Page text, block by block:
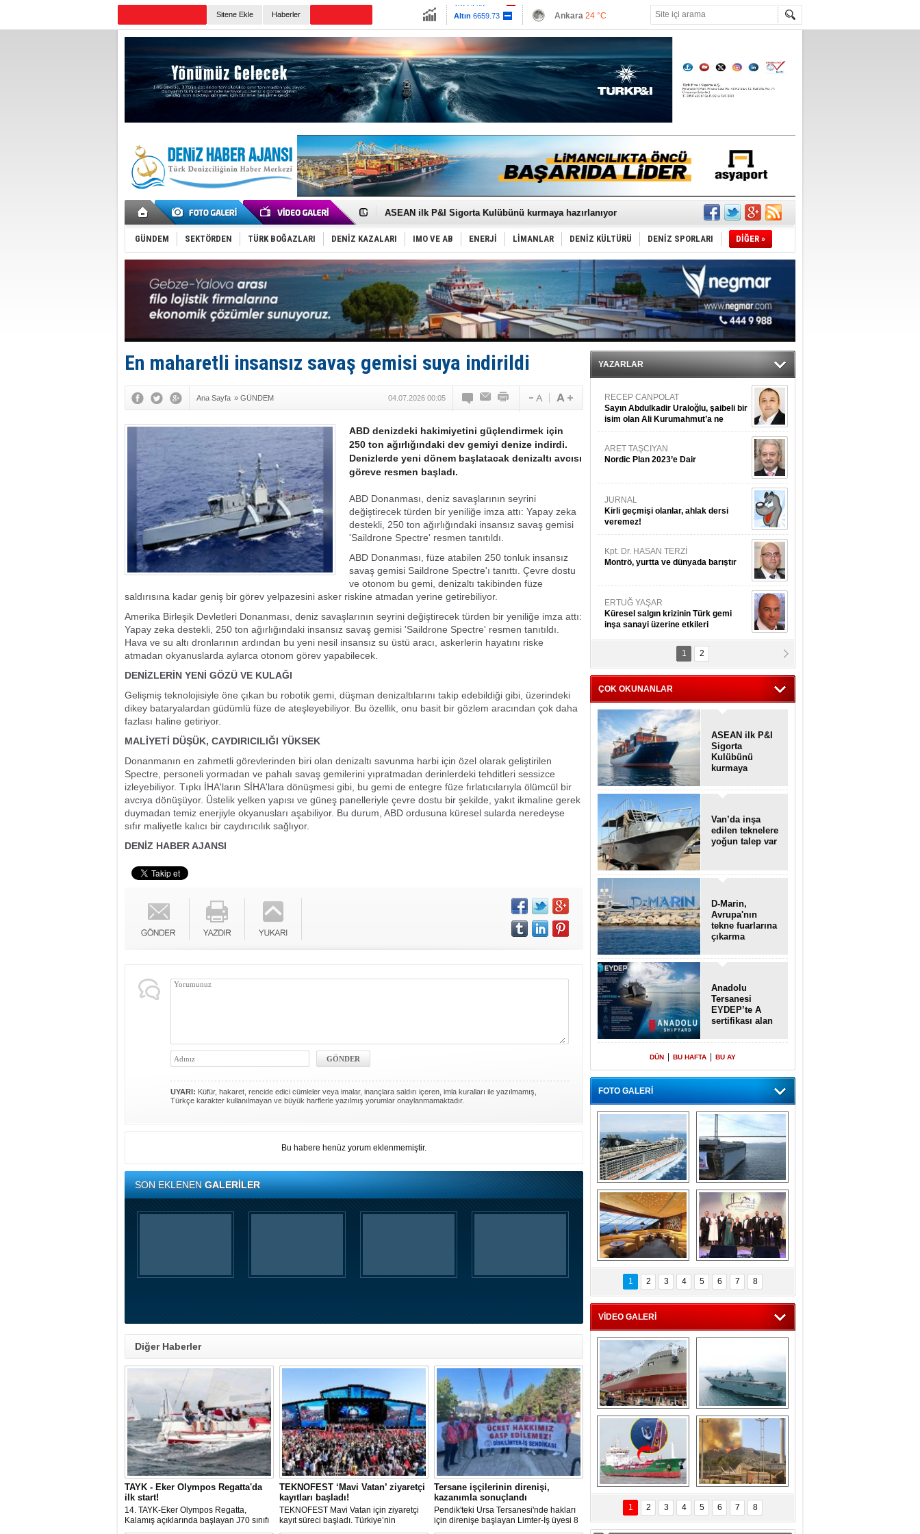
Sitene Ekle Haberler
Altın 6659.73
Euro55.1256
Ankara 24 °C
Antalya28 °C
Muğla 25 °C
Çanakkale 25 °C
D-Marin, Avrupa'nın tekne fuarlarına çıkarma yapacak
ASEAN ilk P&I Sigorta Kulübünü kurmaya hazırlanıyor
TAYK - Eker Olympos Regatta'da ilk start!
İstanbul ve Çanakkale: 6 ayda 40.000 gemi
TEKNOFEST ‘Mavi Vatan’ ziyaretçi kayıtları başladı!
Tersane işçilerinin direnişi, kazanımla sonuçlandı
İngiliz aktivistler, gemide mahsur kaldı!
FESCO, Karadeniz'de yeni sevkiyat taleplerini durdurdu
DESE, BIMCO’ya katıldı
GİMBİRDER gemi inşa yan sanayinin sorunlarını tartıştı
35 milyon TL'lik tekne projesinde karar çıktı
İnsansız cankurtaran ihalesini BlueForge kazandı
Anadolu Tersanesi EYDEP’te A sertifikası alan ilk tersane oldu
GÜNDEM SEKTÖRDEN TÜRK BOĞAZLARI DENİZ KAZALARI IMO VE AB ENERJİ LİMANLAR DENİZ KÜLTÜRÜ DENİZ SPORLARI DİĞER »
En maharetli insansız savaş gemisi suya indirildi
Ana Sayfa » GÜNDEM 04.07.2026 00:05
ABD denizdeki hakimiyetini güçlendirmek için
250 ton ağırlığındaki dev gemiyi denize indirdi.
Denizlerde yeni dönem başlatacak denizaltı avcısı
göreve resmen başladı.
ABD Donanması, deniz savaşlarının seyrini
değiştirecek türden bir yeniliğe imza attı: Yapay zeka
destekli, 250 ton ağırlığındaki insansız savaş gemisi
'Saildrone Spectre' resmen tanıtıldı.
ABD Donanması, füze atabilen 250 tonluk insansız
savaş gemisi Saildrone Spectre'ı tanıttı. Çevre dostu
ve otonom bu gemi, denizaltı takibinden füze
saldırısına kadar geniş bir görev yelpazesini asker riskine atmadan yerine getirebiliyor.
Amerika Birleşik Devletleri Donanması, deniz savaşlarının seyrini değiştirecek türden bir yeniliğe imza attı:
Yapay zeka destekli, 250 ton ağırlığındaki insansız savaş gemisi 'Saildrone Spectre' resmen tanıtıldı.
Hava ve su altı dronlarının ardından bu yeni nesil insansız su üstü aracı, askerlerin hayatını riske
atmadan okyanuslarda aylarca otonom görev yapabilecek.
DENİZLERİN YENİ GÖZÜ VE KULAĞI
Gelişmiş teknolojisiyle öne çıkan bu robotik gemi, düşman denizaltılarını takip edebildiği gibi, üzerindeki
dikey bataryalardan güdümlü füze de ateşleyebiliyor. Bu özellik, onu basit bir gözlem aracından çok daha
fazlası haline getiriyor.
MALİYETİ DÜŞÜK, CAYDIRICILIĞI YÜKSEK
Donanmanın en zahmetli görevlerinden biri olan denizaltı savunma harbi için özel olarak geliştirilen
Spectre, personeli yormadan ve pahalı savaş gemilerini yıpratmadan derinlerdeki tehditleri sessizce
izleyebiliyor. Tıpkı İHA'ların SİHA'lara dönüşmesi gibi, bu gemi de entegre füze fırlatıcılarıyla ölümcül bir
avcıya dönüşüyor. Üstelik yelken yapısı ve güneş panelleriyle çevre dostu bir şekilde, yakıt ikmaline gerek
duymadan temiz enerjiyle okyanusları aşabiliyor. Bu durum, ABD ordusuna küresel sularda neredeyse
sıfır maliyetle kalıcı bir caydırıcılık sağlıyor.
DENİZ HABER AJANSI
UYARI: Küfür, hakaret, rencide edici cümleler veya imalar, inançlara saldırı içeren, imla kuralları ile yazılmamış,
Türkçe karakter kullanılmayan ve büyük harflerle yazılmış yorumlar onaylanmamaktadır.
Bu habere henüz yorum eklenmemiştir.
SON EKLENENGALERİLER
Diğer Haberler
TAYK - Eker Olympos Regatta'da
ilk start!
14. TAYK-Eker Olympos Regatta,
Kalamış açıklarında başlayan J70 sınıfı
yarışlarıyla ilk startını verdi. İstanbul'u 10
TEKNOFEST ‘Mavi Vatan’ ziyaretçi
kayıtları başladı!
TEKNOFEST Mavi Vatan için ziyaretçi
kayıt süreci başladı. Türkiye’nin
denizcilik ve savunma teknolojilerine
Tersane işçilerinin direnişi,
kazanımla sonuçlandı
Pendik'teki Ursa Tersanesi'nde hakları
için direnişe başlayan Limter-İş üyesi 8
işçinin mücadelesi sonuç verdi. İşveren,
YAZARLAR
RECEP CANPOLAT
Sayın Abdulkadir Uraloğlu, şaibeli bir
isim olan Ali Kurumahmut’a ne
danışıyorsunuz?
ARET TAŞCIYAN
Nordic Plan 2023’e Dair
JURNAL
Kirli geçmişi olanlar, ahlak dersi
veremez!
Kpt. Dr. HASAN TERZİ
Montrö, yurtta ve dünyada barıştır
ERTUĞ YAŞAR
Küresel salgın krizinin Türk gemi
inşa sanayi üzerine etkileri
Kpt. MESUT AZMİ GÖKSOY
ithafen...
1 2
ÇOK OKUNANLAR
ASEAN ilk P&I
Sigorta
Kulübünü
kurmaya
Van’da inşa
edilen teknelere
yoğun talep var
D-Marin,
Avrupa'nın
tekne fuarlarına
çıkarma
Anadolu
Tersanesi
EYDEP’te A
sertifikası alan
DÜN BU HAFTA BU AY
FOTO GALERİ
“Gemi içinde gemi”
konsepti ile MSC
Splendida
Dünyada tek!
Denizaltı yüzer
havuzu intikal
seyrine başladı
MSC'den 55 milyon
euroluk turizm geliri
müjdesi
5. Bosphorus Ship
Brokers Dinner,
İstanbul’da yapıldı
1 2 3 4 5 6 7 8
VİDEO GALERİ
Çeksan Tersanesi,
Başaran Bayrak
tankerini suya
indirdi
TCG Anadolu,
tersane teknik
seyrini tamamladı
Göçmenlerin
imdadına Türk
sahipli MINA DENIZ
yetişti
Milas’taki yangın
yeniden termik
santrallere doğru
ilerliyor
1 2 3 4 5 6 7 8